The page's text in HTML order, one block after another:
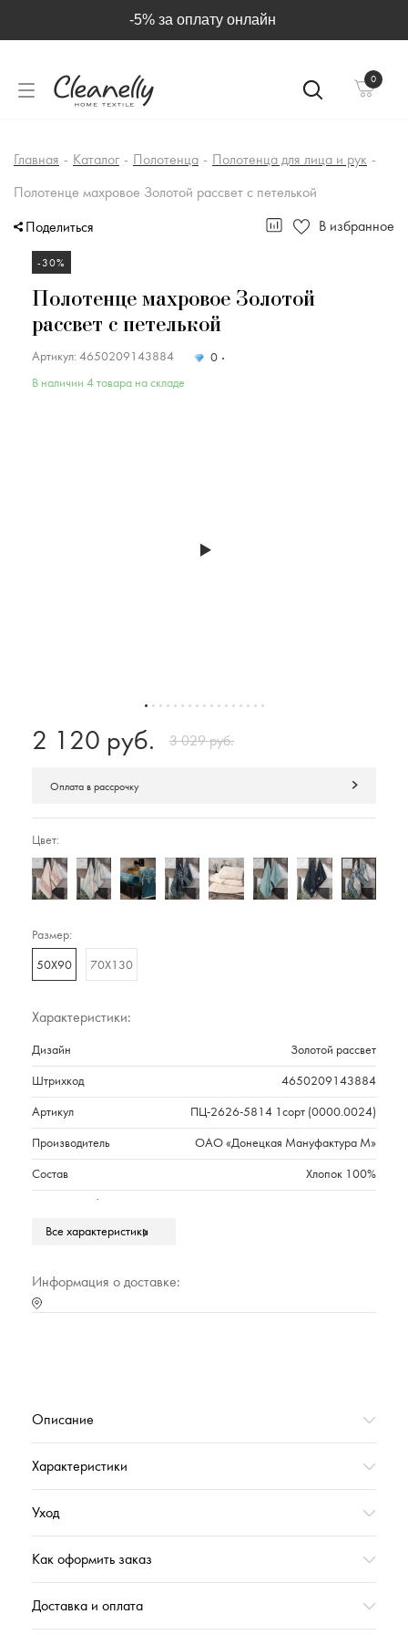
-5% за оплату онлайн
0
Главная - Каталог - Полотенца - Полотенца для лица и рук -
Полотенце махровое Золотой рассвет с петелькой
Поделиться В избранное
-30%
Полотенце махровое Золотой
рассвет с петелькой
Артикул: 4650209143884
0
В наличии 4 товара на складе
2 120 руб. 3 029 руб.
Оплата в рассрочку
Цвет:
Размер:
50Х90 70Х130
Характеристики:
Дизайн Золотой рассвет
Штрихкод 4650209143884
Артикул ПЦ-2626-5814 1сорт (0000.0024)
Производитель ОАО «Донецкая Мануфактура М»
Состав Хлопок 100%
Марка
Страна происхождения
Все характеристики
Информация о доставке:
Описание
Характеристики
Уход
Как оформить заказ
Доставка и оплата